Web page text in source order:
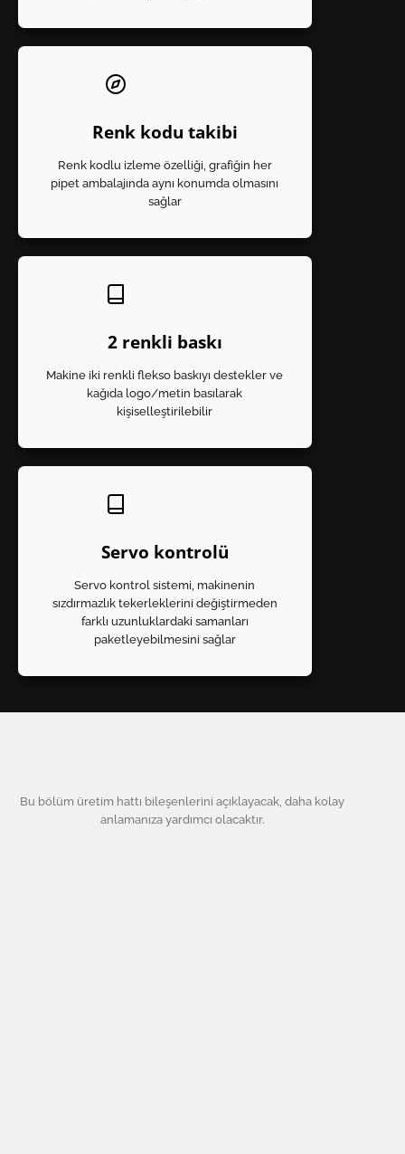
Renk kodu takibi
Renk kodlu izleme özelliği, grafiğin her
pipet ambalajında ​​aynı konumda olmasını
sağlar
2 renkli baskı
Makine iki renkli flekso baskıyı destekler ve
kağıda logo/metin basılarak
kişiselleştirilebilir
Servo kontrolü
Servo kontrol sistemi, makinenin
sızdırmazlık tekerleklerini değiştirmeden
farklı uzunluklardaki samanları
paketleyebilmesini sağlar
Bu bölüm üretim hattı bileşenlerini açıklayacak, daha kolay
anlamanıza yardımcı olacaktır.